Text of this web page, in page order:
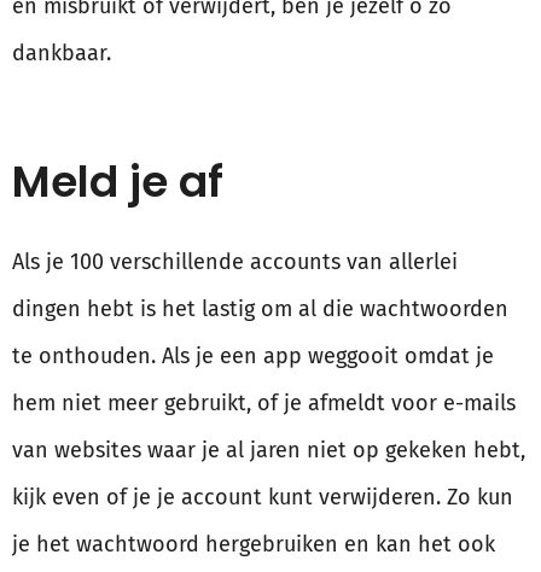
en misbruikt of verwijdert, ben je jezelf o zo
dankbaar.
Meld je af
Als je 100 verschillende accounts van allerlei
dingen hebt is het lastig om al die wachtwoorden
te onthouden. Als je een app weggooit omdat je
hem niet meer gebruikt, of je afmeldt voor e-mails
van websites waar je al jaren niet op gekeken hebt,
kijk even of je je account kunt verwijderen. Zo kun
je het wachtwoord hergebruiken en kan het ook